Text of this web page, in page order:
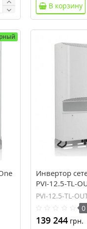
В корзину
Инвертор
PVI-12.5-TL-
PVI-12.5-TL-
0
139 244грн.